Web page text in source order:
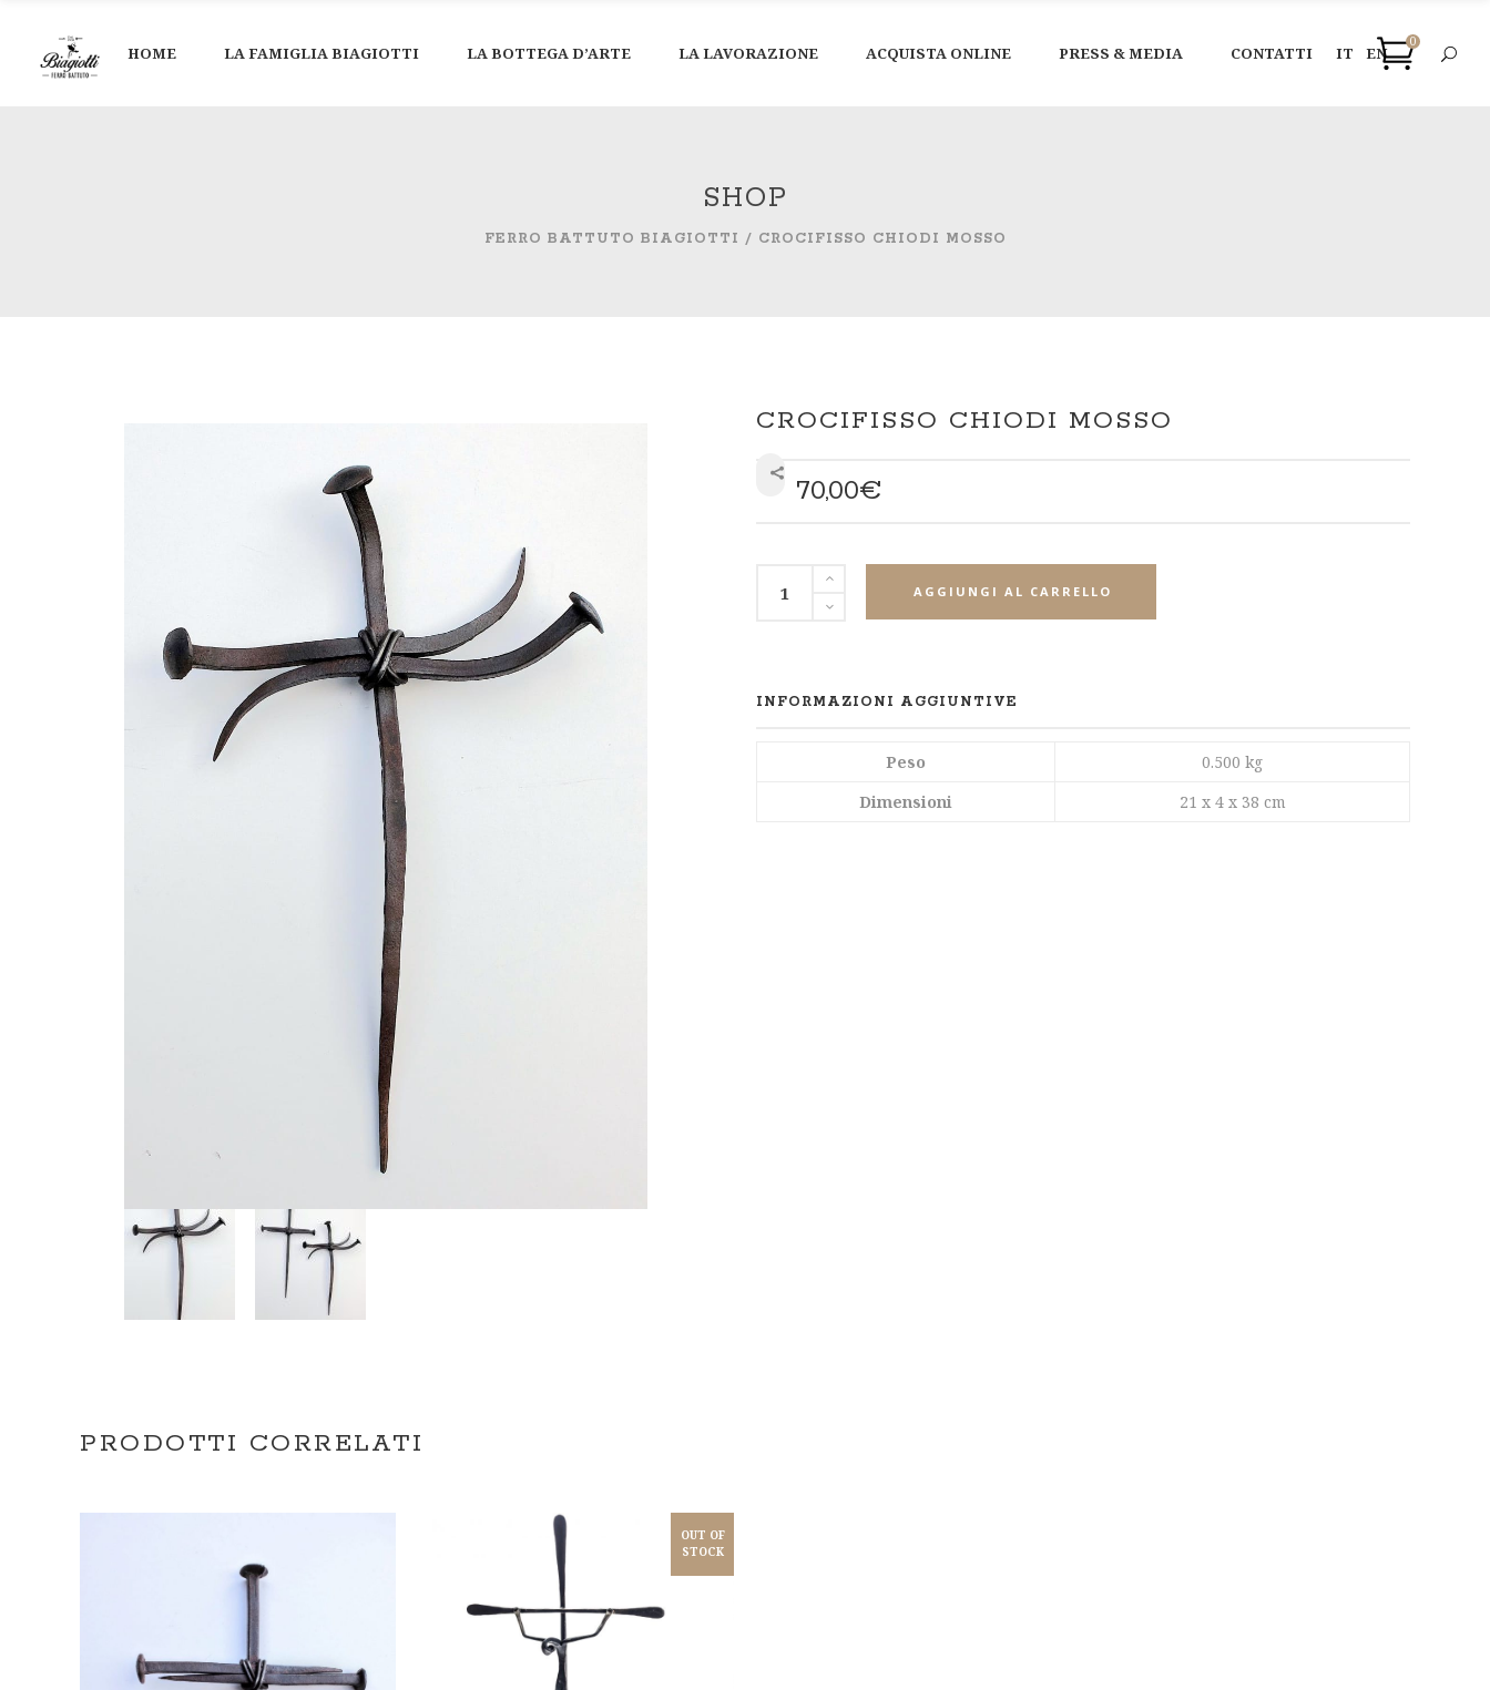
HOME LA FAMIGLIA BIAGIOTTI LA BOTTEGA D’ARTE LA LAVORAZIONE ACQUISTA ONLINE PRESS & MEDIA CONTATTI IT EN
0
SHOP
FERRO BATTUTO BIAGIOTTI / CROCIFISSO CHIODI MOSSO
CROCIFISSO CHIODI MOSSO
70,00€
AGGIUNGI AL CARRELLO
INFORMAZIONI AGGIUNTIVE
Peso
0.500 kg
Dimensioni
21 x 4 x 38 cm
PRODOTTI CORRELATI
OUT OF
STOCK
SCEGLI